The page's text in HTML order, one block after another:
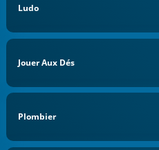
Ludo
Jouer Aux Dés
Plombier